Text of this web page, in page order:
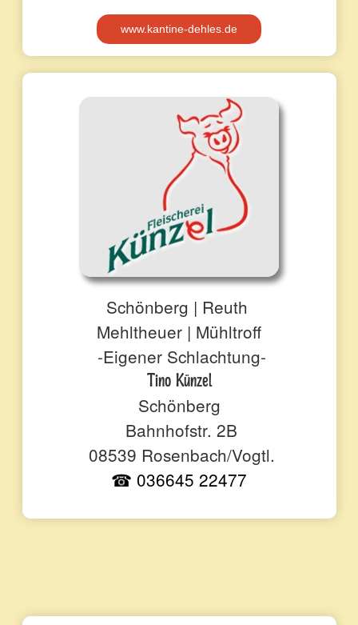
www.kantine-dehles.de
Schönberg | Reuth
Mehltheuer | Mühltroff
-Eigener Schlachtung-
Tino Künzel
Schönberg
Bahnhofstr. 2B
08539 Rosenbach/Vogtl.
☎ 036645 22477